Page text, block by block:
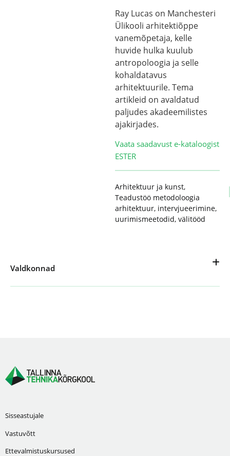
Ray Lucas on Manchesteri
Ülikooli arhitektiõppe
vanemõpetaja, kelle
huvide hulka kuulub
antropoloogia ja selle
kohaldatavus
arhitektuurile. Tema
artikleid on avaldatud
paljudes akadeemilistes
ajakirjades.
Vaata saadavust e-kataloogist
ESTER
Arhitektuur ja kunst,
Teadustöö metodoloogia
arhitektuur, intervjueerimine,
uurimismeetodid, välitööd
Valdkonnad
Sisseastujale
Vastuvõtt
Ettevalmistuskursused